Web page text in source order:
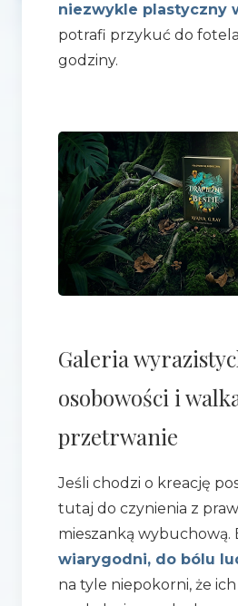
niezwykle plastyczny
potrafi przykuć do
godziny.
Galeria
osobowości i
przetrwanie
Jeśli chodzi o kreację
tutaj do czynienia z
mieszanką wybuchową.
wiarygodni, do bólu
na tyle niepokorni, że